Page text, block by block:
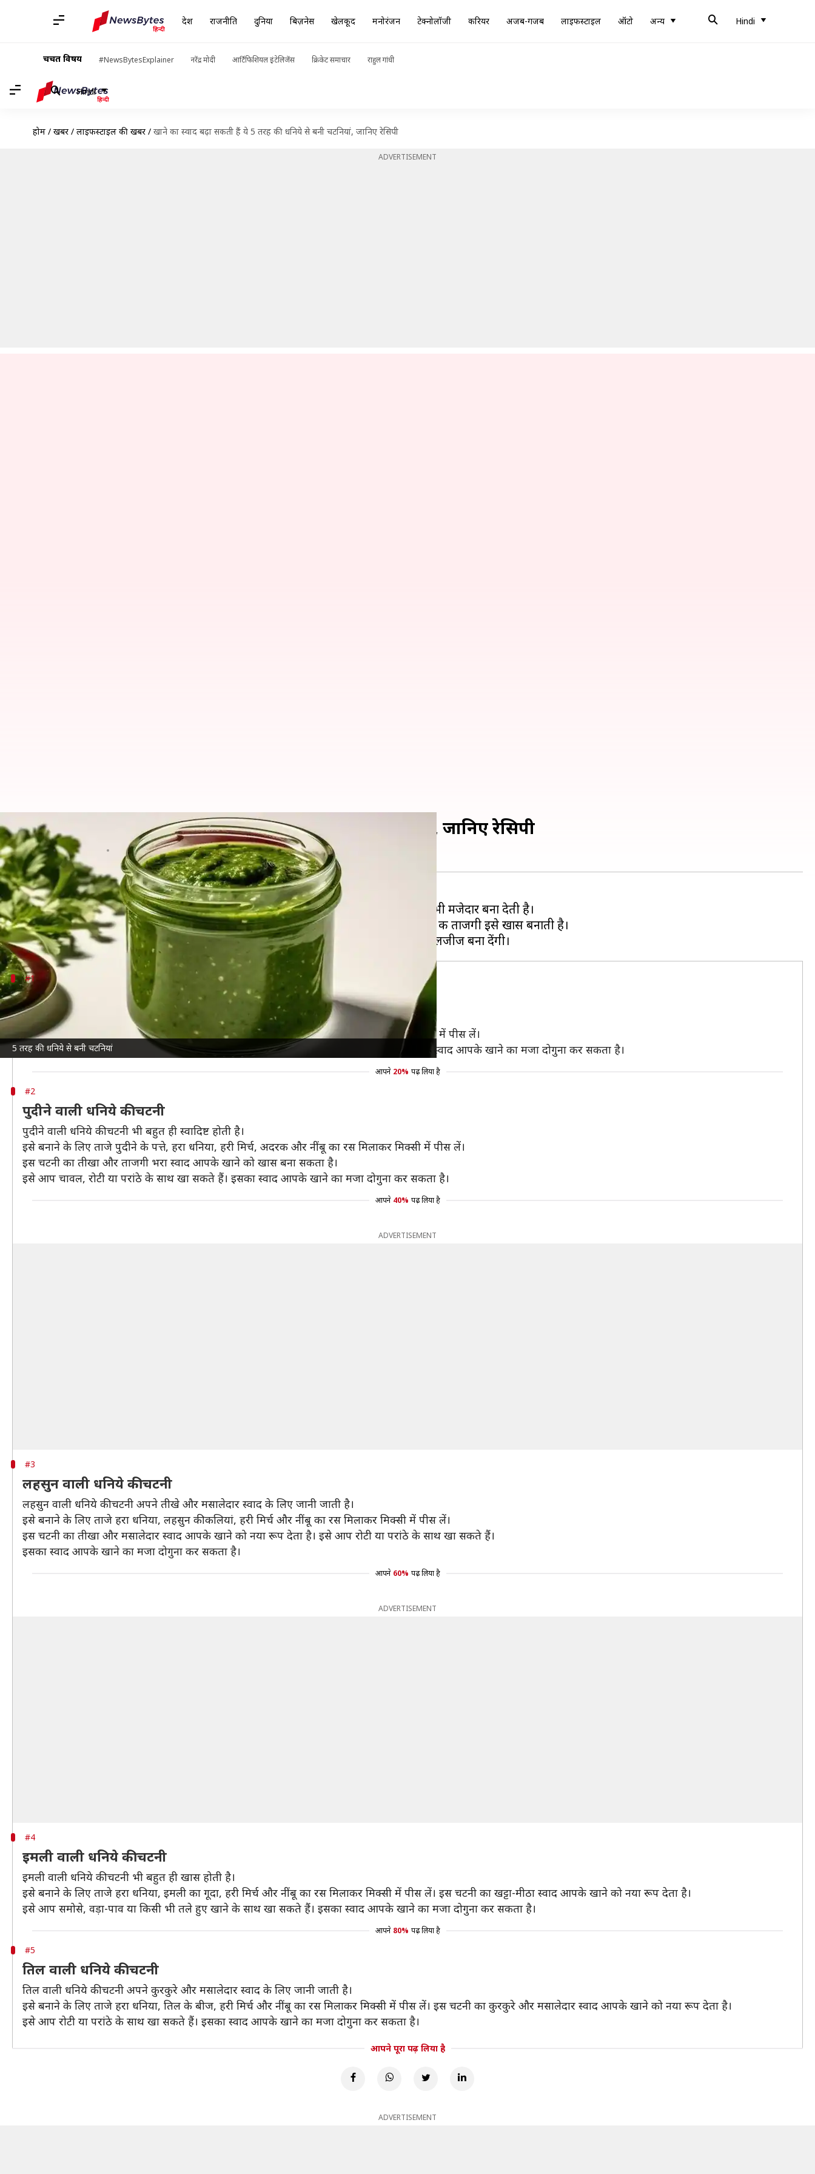
देश राजनीति दुनिया बिज़नेस खेलकूद मनोरंजन टेक्नोलॉजी करियर अजब-गजब लाइफस्टाइल ऑटो अन्य Hindi
चर्चित विषय #NewsBytesExplainer नरेंद्र मोदी आर्टिफिशियल इंटेलिजेंस क्रिकेट समाचार राहुल गांधी
Hindi
होम / खबरें / लाइफस्टाइल की खबरें / खाने का स्वाद बढ़ा सकती हैं ये 5 तरह की धनिये से बनी चटनियां, जानिए रेसिपी
ADVERTISEMENT
5 तरह की धनिये से बनी चटनियां
खाने का स्वाद बढ़ा सकती हैं ये 5 तरह की धनिये से बनी चटनियां, जानिए रेसिपी
लेखन अंजली Apr 01, 2025 02:33 pm
क्या है खबर?
चटनी भारतीय खाने का एक अहम हिस्सा है। यह न केवल खाने का स्वाद बढ़ाती है, बल्कि इसे और भी मजेदार बना देती है।
धनिये की चटनी अपने ताजे और तीखे स्वाद के लिए जानी जाती है। इसमें मौजूद हरी मिर्च और पुदीने की ताजगी इसे खास बनाती है।
आइए आज हम आपको कुछ ऐसी धनिये की चटनी कीरेसिपी
#1
नारियल की धनिये की चटनी
नारियल की धनिये की चटनी एक बेहतरीन विकल्प है, जो आपके खाने को नया स्वाद दे सकती है।
इसे बनाने के लिए ताजे नारियल के टुकड़े, हरा धनिया, हरी मिर्च, अदरक और नींबू का रस मिलाकर मिक्सी में पीस लें।
इस चटनी को आप समोसे, वड़ा-पाव या किसी भी तले हुए खाने के साथ खा सकते हैं। इसका ताजगी भरा स्वाद आपके खाने का मजा दोगुना कर सकता है।
आपने 20% पढ़ लिया है
#2
पुदीने वाली धनिये की चटनी
पुदीने वाली धनिये की चटनी भी बहुत ही स्वादिष्ट होती है।
इसे बनाने के लिए ताजे पुदीने के पत्ते, हरा धनिया, हरी मिर्च, अदरक और नींबू का रस मिलाकर मिक्सी में पीस लें।
इस चटनी का तीखा और ताजगी भरा स्वाद आपके खाने को खास बना सकता है।
इसे आप चावल, रोटी या परांठे के साथ खा सकते हैं। इसका स्वाद आपके खाने का मजा दोगुना कर सकता है।
आपने 40% पढ़ लिया है
ADVERTISEMENT
#3
लहसुन वाली धनिये की चटनी
लहसुन वाली धनिये की चटनी अपने तीखे और मसालेदार स्वाद के लिए जानी जाती है।
इसे बनाने के लिए ताजे हरा धनिया, लहसुन की कलियां, हरी मिर्च और नींबू का रस मिलाकर मिक्सी में पीस लें।
इस चटनी का तीखा और मसालेदार स्वाद आपके खाने को नया रूप देता है। इसे आप रोटी या परांठे के साथ खा सकते हैं।
इसका स्वाद आपके खाने का मजा दोगुना कर सकता है।
आपने 60% पढ़ लिया है
ADVERTISEMENT
#4
इमली वाली धनिये की चटनी
इमली वाली धनिये की चटनी भी बहुत ही खास होती है।
इसे बनाने के लिए ताजे हरा धनिया, इमली का गूदा, हरी मिर्च और नींबू का रस मिलाकर मिक्सी में पीस लें। इस चटनी का खट्टा-मीठा स्वाद आपके खाने को नया रूप देता है।
इसे आप समोसे, वड़ा-पाव या किसी भी तले हुए खाने के साथ खा सकते हैं। इसका स्वाद आपके खाने का मजा दोगुना कर सकता है।
आपने 80% पढ़ लिया है
#5
तिल वाली धनिये की चटनी
तिल वाली धनिये की चटनी अपने कुरकुरे और मसालेदार स्वाद के लिए जानी जाती है।
इसे बनाने के लिए ताजे हरा धनिया, तिल के बीज, हरी मिर्च और नींबू का रस मिलाकर मिक्सी में पीस लें। इस चटनी का कुरकुरे और मसालेदार स्वाद आपके खाने को नया रूप देता है।
इसे आप रोटी या परांठे के साथ खा सकते हैं। इसका स्वाद आपके खाने का मजा दोगुना कर सकता है।
आपने पूरा पढ़ लिया है
ADVERTISEMENT